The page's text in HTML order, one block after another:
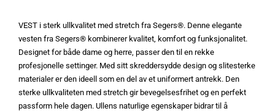
VEST i sterk ullkvalitet med stretch fra Segers®. Denne elegante
vesten fra Segers® kombinerer kvalitet, komfort og funksjonalitet.
Designet for både dame og herre, passer den til en rekke
profesjonelle settinger. Med sitt skreddersydde design og slitesterke
materialer er den ideell som en del av et uniformert antrekk. Den
sterke ullkvaliteten med stretch gir bevegelsesfrihet og en perfekt
passform hele dagen. Ullens naturlige egenskaper bidrar til å